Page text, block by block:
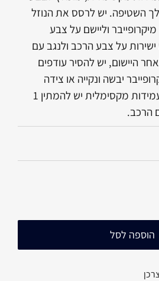
השטיפה. יש לרסס את הנוזל
וליישם על צבע
על צבע הרכב ולנגב עם
היישום, יש להסיר עודפים
יבשה ונקייה או צידה
היבש של המגבת. לעמידות מקסימלית יש להמתין 1
הרכב.
הוספה לסל